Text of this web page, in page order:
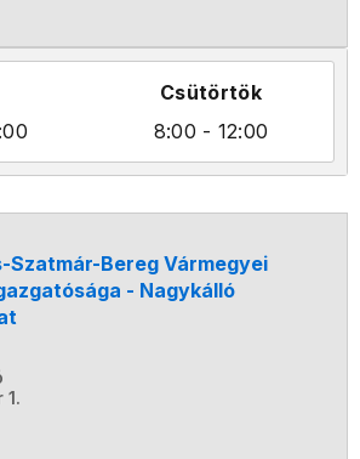
Csütörtök
8:00 - 12:00
Szatmár-Bereg Vármegyei
- Nagykálló
1.